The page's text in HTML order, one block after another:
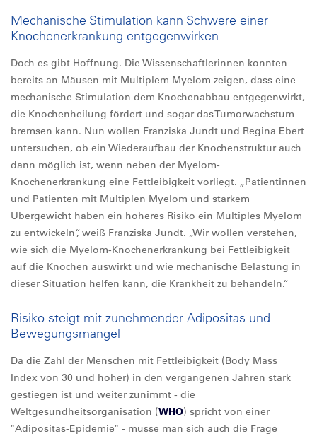
Mechanische Stimulation kann Schwere einer
Knochenerkrankung entgegenwirken
Doch es gibt Hoffnung. Die Wissenschaftlerinnen konnten
bereits an Mäusen mit Multiplem Myelom zeigen, dass eine
mechanische Stimulation dem Knochenabbau entgegenwirkt,
die Knochenheilung fördert und sogar das Tumorwachstum
bremsen kann. Nun wollen Franziska Jundt und Regina Ebert
untersuchen, ob ein Wiederaufbau der Knochenstruktur auch
dann möglich ist, wenn neben der Myelom-
Knochenerkrankung eine Fettleibigkeit vorliegt. „Patientinnen
und Patienten mit Multiplen Myelom und starkem
Übergewicht haben ein höheres Risiko ein Multiples Myelom
zu entwickeln“, weiß Franziska Jundt. „Wir wollen verstehen,
wie sich die Myelom-Knochenerkrankung bei Fettleibigkeit
auf die Knochen auswirkt und wie mechanische Belastung in
dieser Situation helfen kann, die Krankheit zu behandeln.“
Risiko steigt mit zunehmender Adipositas und
Bewegungsmangel
Da die Zahl der Menschen mit Fettleibigkeit (Body Mass
Index von 30 und höher) in den vergangenen Jahren stark
gestiegen ist und weiter zunimmt - die
Weltgesundheitsorganisation (WHO) spricht von einer
"Adipositas-Epidemie" - müsse man sich auch die Frage